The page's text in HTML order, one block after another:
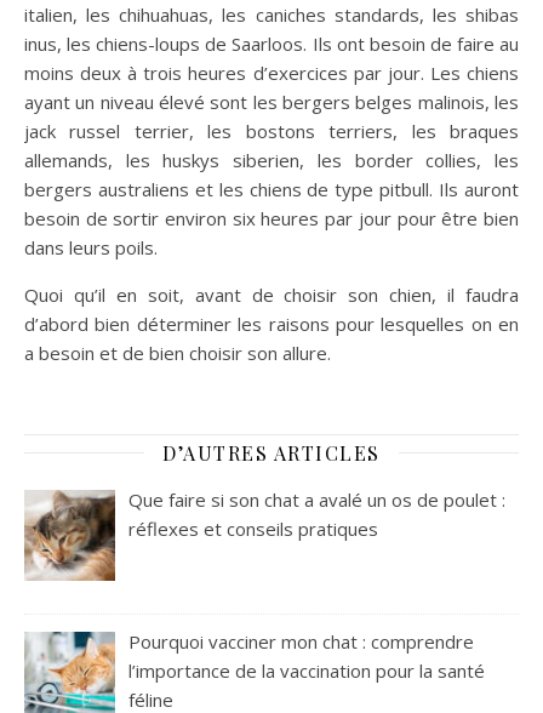
italien, les chihuahuas, les caniches standards, les shibas
inus, les chiens-loups de Saarloos. Ils ont besoin de faire au
moins deux à trois heures d’exercices par jour. Les chiens
ayant un niveau élevé sont les bergers belges malinois, les
jack russel terrier, les bostons terriers, les braques
allemands, les huskys siberien, les border collies, les
bergers australiens et les chiens de type pitbull. Ils auront
besoin de sortir environ six heures par jour pour être bien
dans leurs poils.
Quoi qu’il en soit, avant de choisir son chien, il faudra
d’abord bien déterminer les raisons pour lesquelles on en
a besoin et de bien choisir son allure.
D’AUTRES ARTICLES
Que faire si son chat a avalé un os de poulet :
réflexes et conseils pratiques
Pourquoi vacciner mon chat : comprendre
l’importance de la vaccination pour la santé
féline